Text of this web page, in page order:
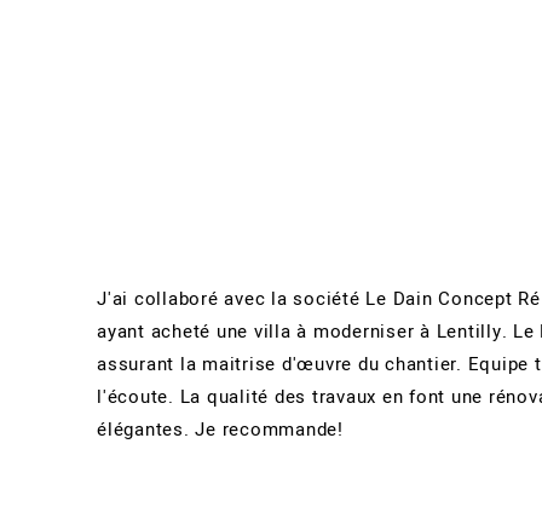
J'ai collaboré avec la société Le Dain Concept
ayant acheté une villa à moderniser à Lentilly.
assurant la maitrise d'œuvre du chantier.
l'écoute. La qualité des travaux en font une
élégantes. Je recommande!